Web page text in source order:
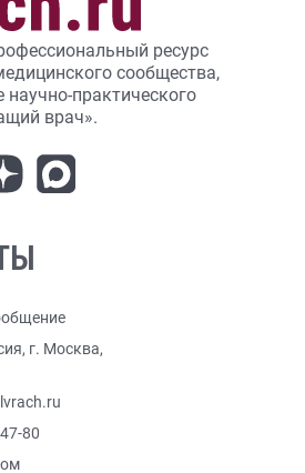
ресурс
сообщества,
научно-практического
врач».
г. Москва,
80